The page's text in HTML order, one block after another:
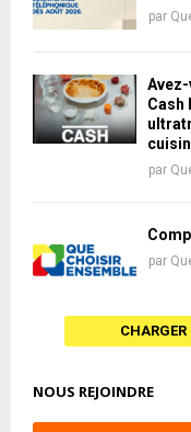
par
Cash
par
par
NOUS REJOINDRE